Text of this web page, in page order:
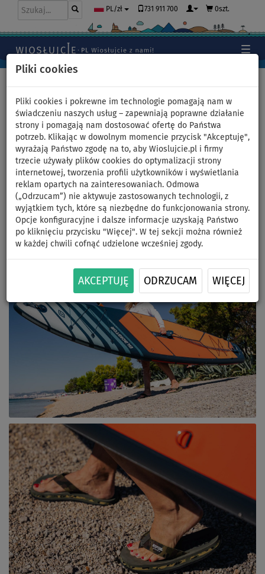
Pliki cookies
Pliki cookies i pokrewne im technologie pomagają nam w
świadczeniu naszych usług – zapewniają poprawne działanie
strony i pomagają nam dostosować ofertę do Państwa
potrzeb. Klikając w dowolnym momencie przycisk "Akceptuję",
wyrażają Państwo zgodę na to, aby Wioslujcie.pl i firmy
trzecie używały plików cookies do optymalizacji strony
internetowej, tworzenia profili użytkowników i wyświetlania
reklam opartych na zainteresowaniach. Odmowa
(„Odrzucam”) nie aktywuje zastosowanych technologii, z
wyjątkiem tych, które są niezbędne do funkcjonowania strony.
Opcje konfiguracyjne i dalsze informacje uzyskają Państwo
po kliknięciu przycisku "Więcej". W tej sekcji można również
w każdej chwili cofnąć udzielone wcześniej zgody.
AKCEPTUJĘ ODRZUCAM WIĘCEJ
PL/zł 731 911 700 0szt.
Zestaw damski 3 –
pomarańczowy – GLADIATOR
PRO, lycra, japonki COOL
Modelka ma 165 cm wzrostu. Ma na sobie bluzę w rozmiarze M
oraz szorty w rozmiarze S. Na nogach ma japonki marki COOL.
Wiosłujcie w ulubionym kolorze - PADDLEFASHION.com